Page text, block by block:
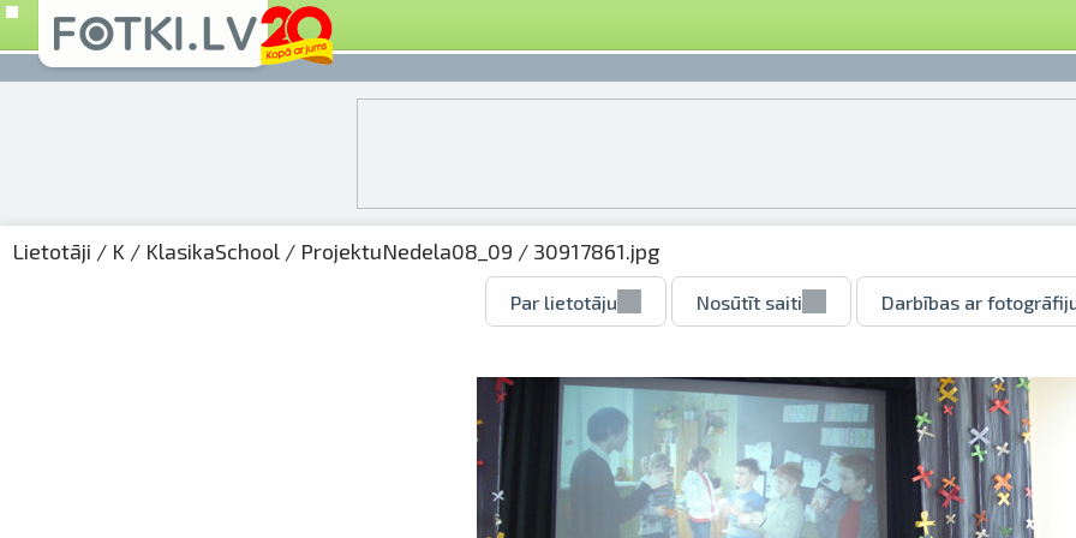
Lietotāji / K / KlasikaSchool / ProjektuNedela08_09 / 30917861.jpg
Par lietotāju Nosūtīt saiti Darbības ar